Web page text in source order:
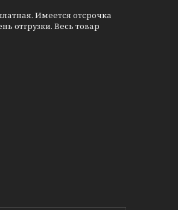
Имеется отсрочка
отгрузки. Весь товар